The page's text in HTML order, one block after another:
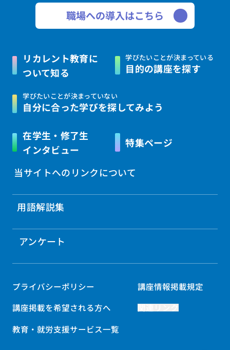
職場への導入はこちら
リカレント教育に
ついて知る
学びたいことが決まっている
目的の講座を探す
学びたいことが決まっていない
自分に合った学びを探してみよう
在学生・修了生
インタビュー
特集ページ
当サイトへのリンクについて
用語解説集
アンケート
プライバシーポリシー
講座情報掲載規定
講座掲載を希望される方へ
関連リンク
教育・就労支援サービス一覧